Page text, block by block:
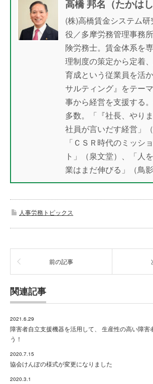
高橋 邦名（たかは
(株)高橋賃金システム
役／多摩労務管理事務
険労務士。賃金体系を
理制度の策定から定着
育成という従業員を活
サルティング』をテー
事から経営を支援する
多数。「『社長、やり
社員が言いだす経営」（
「ＣＳＲ時代のミッシ
ト」（泉文堂）、「人
業はまだ伸びる」（鳥影
人事労務トピックス
前の記事
関連記事
2021.6.29
障害者自立支援機器を活用して、 生産性の高い障害
う！
2020.7.15
協会けんぽの様式が変更になりました
2020.3.1